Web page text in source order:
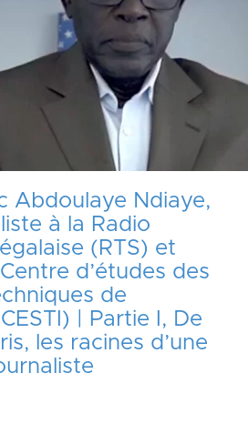
Abdoulaye Ndiaye,
à la Radio
(RTS) et
d’études des
de
| Partie I, De
les racines d’une